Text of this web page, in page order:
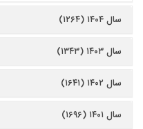
سال ۱۴۰۴ (۱۲۶۴)
سال ۱۴۰۳ (۱۳۴۳)
سال ۱۴۰۲ (۱۶۴۱)
سال ۱۴۰۱ (۱۶۹۶)